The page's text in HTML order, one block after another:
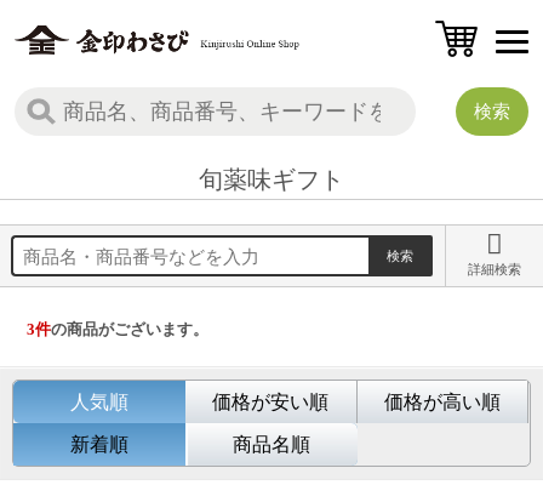
旬薬味ギフト
詳細検索
3件の商品がございます。
人気順 価格が安い順 価格が高い順
新着順 商品名順